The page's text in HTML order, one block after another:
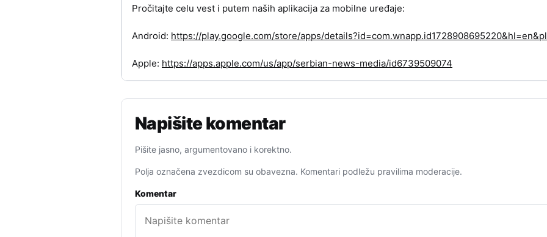
Pročitajte celu vest i putem naših aplikacija za mobilne uređaje:
Android: https://play.google.com/store/apps/
Apple: https://apps.apple.com/us/app/serbian-news-media/id6739509074
Napišite komentar
Pišite jasno, argumentovano i korektno.
Polja označena zvezdicom su obavezna. Komentari podležu pravilima moderacije.
Komentar